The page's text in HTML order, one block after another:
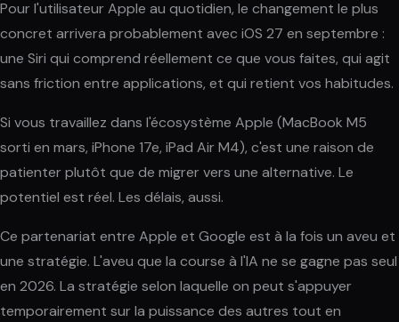
Pour l'utilisateur Apple au quotidien, le changement le plus
concret arrivera probablement avec iOS 27 en septembre :
une Siri qui comprend réellement ce que vous faites, qui agit
sans friction entre applications, et qui retient vos habitudes.
Si vous travaillez dans l'écosystème Apple (MacBook M5
sorti en mars, iPhone 17e, iPad Air M4), c'est une raison de
patienter plutôt que de migrer vers une alternative. Le
potentiel est réel. Les délais, aussi.
Ce partenariat entre Apple et Google est à la fois un aveu et
une stratégie. L'aveu que la course à l'IA ne se gagne pas seul
en 2026. La stratégie selon laquelle on peut s'appuyer
temporairement sur la puissance des autres tout en